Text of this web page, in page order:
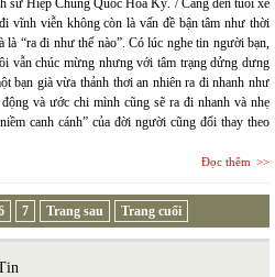
sử Hiệp Chủng Quốc Hoa Kỳ. / Càng đến tuổi xế
vĩnh viễn không còn là vấn đề bận tâm như thời
là “ra đi như thế nào”. Có lúc nghe tin người bạn,
vẫn chúc mừng nhưng với tâm trạng dửng dưng
bạn già vừa thảnh thơi an nhiên ra đi nhanh như
và ước chi mình cũng sẽ ra đi nhanh và nhẹ
canh cánh” của đời người cũng đổi thay theo
Đọc thêm
7 Trang sau Trang cuối